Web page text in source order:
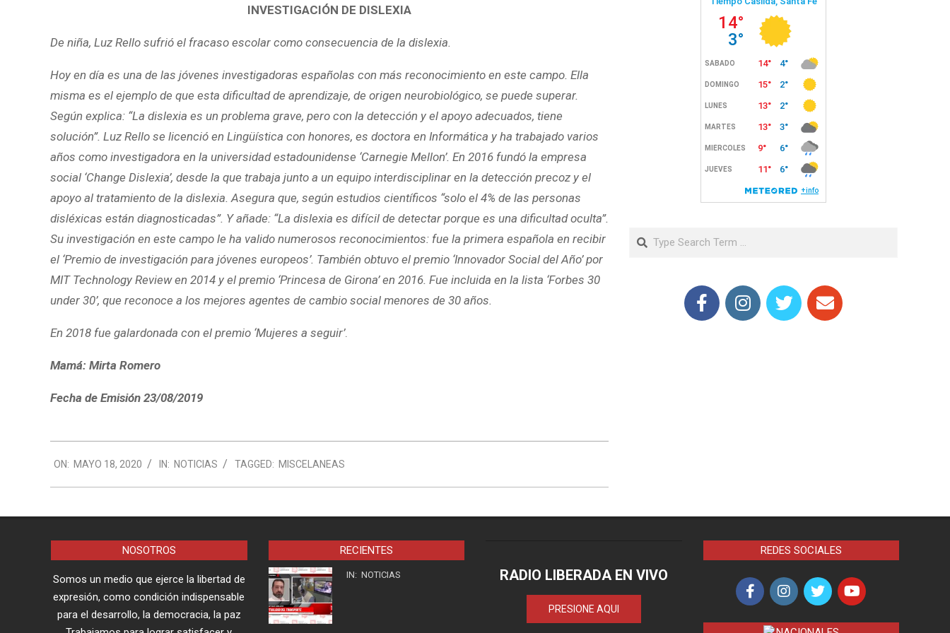
INVESTIGACIÓN DE DISLEXIA
De niña, Luz Rello sufrió el fracaso escolar como consecuencia de la dislexia.
Hoy en día es una de las jóvenes investigadoras españolas con más reconocimiento en este campo. Ella
misma es el ejemplo de que esta dificultad de aprendizaje, de origen neurobiológico, se puede superar.
Según explica: “La dislexia es un problema grave, pero con la detección y el apoyo adecuados, tiene
solución”. Luz Rello se licenció en Lingüística con honores, es doctora en Informática y ha trabajado varios
años como investigadora en la universidad estadounidense ‘Carnegie Mellon’. En 2016 fundó la empresa
social ‘Change Dislexia’, desde la que trabaja junto a un equipo interdisciplinar en la detección precoz y el
apoyo al tratamiento de la dislexia. Asegura que, según estudios científicos “solo el 4% de las personas
disléxicas están diagnosticadas”. Y añade: “La dislexia es difícil de detectar porque es una dificultad oculta”.
Su investigación en este campo le ha valido numerosos reconocimientos: fue la primera española en recibir
el ‘Premio de investigación para jóvenes europeos’. También obtuvo el premio ‘Innovador Social del Año’ por
MIT Technology Review en 2014 y el premio ‘Princesa de Girona’ en 2016. Fue incluida en la lista ‘Forbes 30
under 30’, que reconoce a los mejores agentes de cambio social menores de 30 años.
En 2018 fue galardonada con el premio ‘Mujeres a seguir’.
Mamá: Mirta Romero
Fecha de Emisión 23/08/2019
05-
18
ON: MAYO 18, 2020 IN: NOTICIAS TAGGED: MISCELANEAS
Search
NOSOTROS
Somos un medio que ejerce la libertad de
expresión, como condición indispensable
para el desarrollo, la democracia, la paz
RECIENTES
IN: NOTICIAS RADIO LIBERADA EN VIVO
PRESIONE AQUI
REDES SOCIALES